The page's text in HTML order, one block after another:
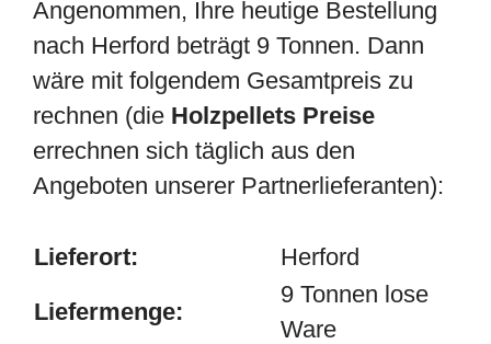
Angenommen, Ihre heutige Bestellung
nach Herford beträgt 9 Tonnen. Dann
wäre mit folgendem Gesamtpreis zu
rechnen (die Holzpellets Preise
errechnen sich täglich aus den
Angeboten unserer Partnerlieferanten):
Lieferort:
Herford
Liefermenge:
9 Tonnen lose
Ware